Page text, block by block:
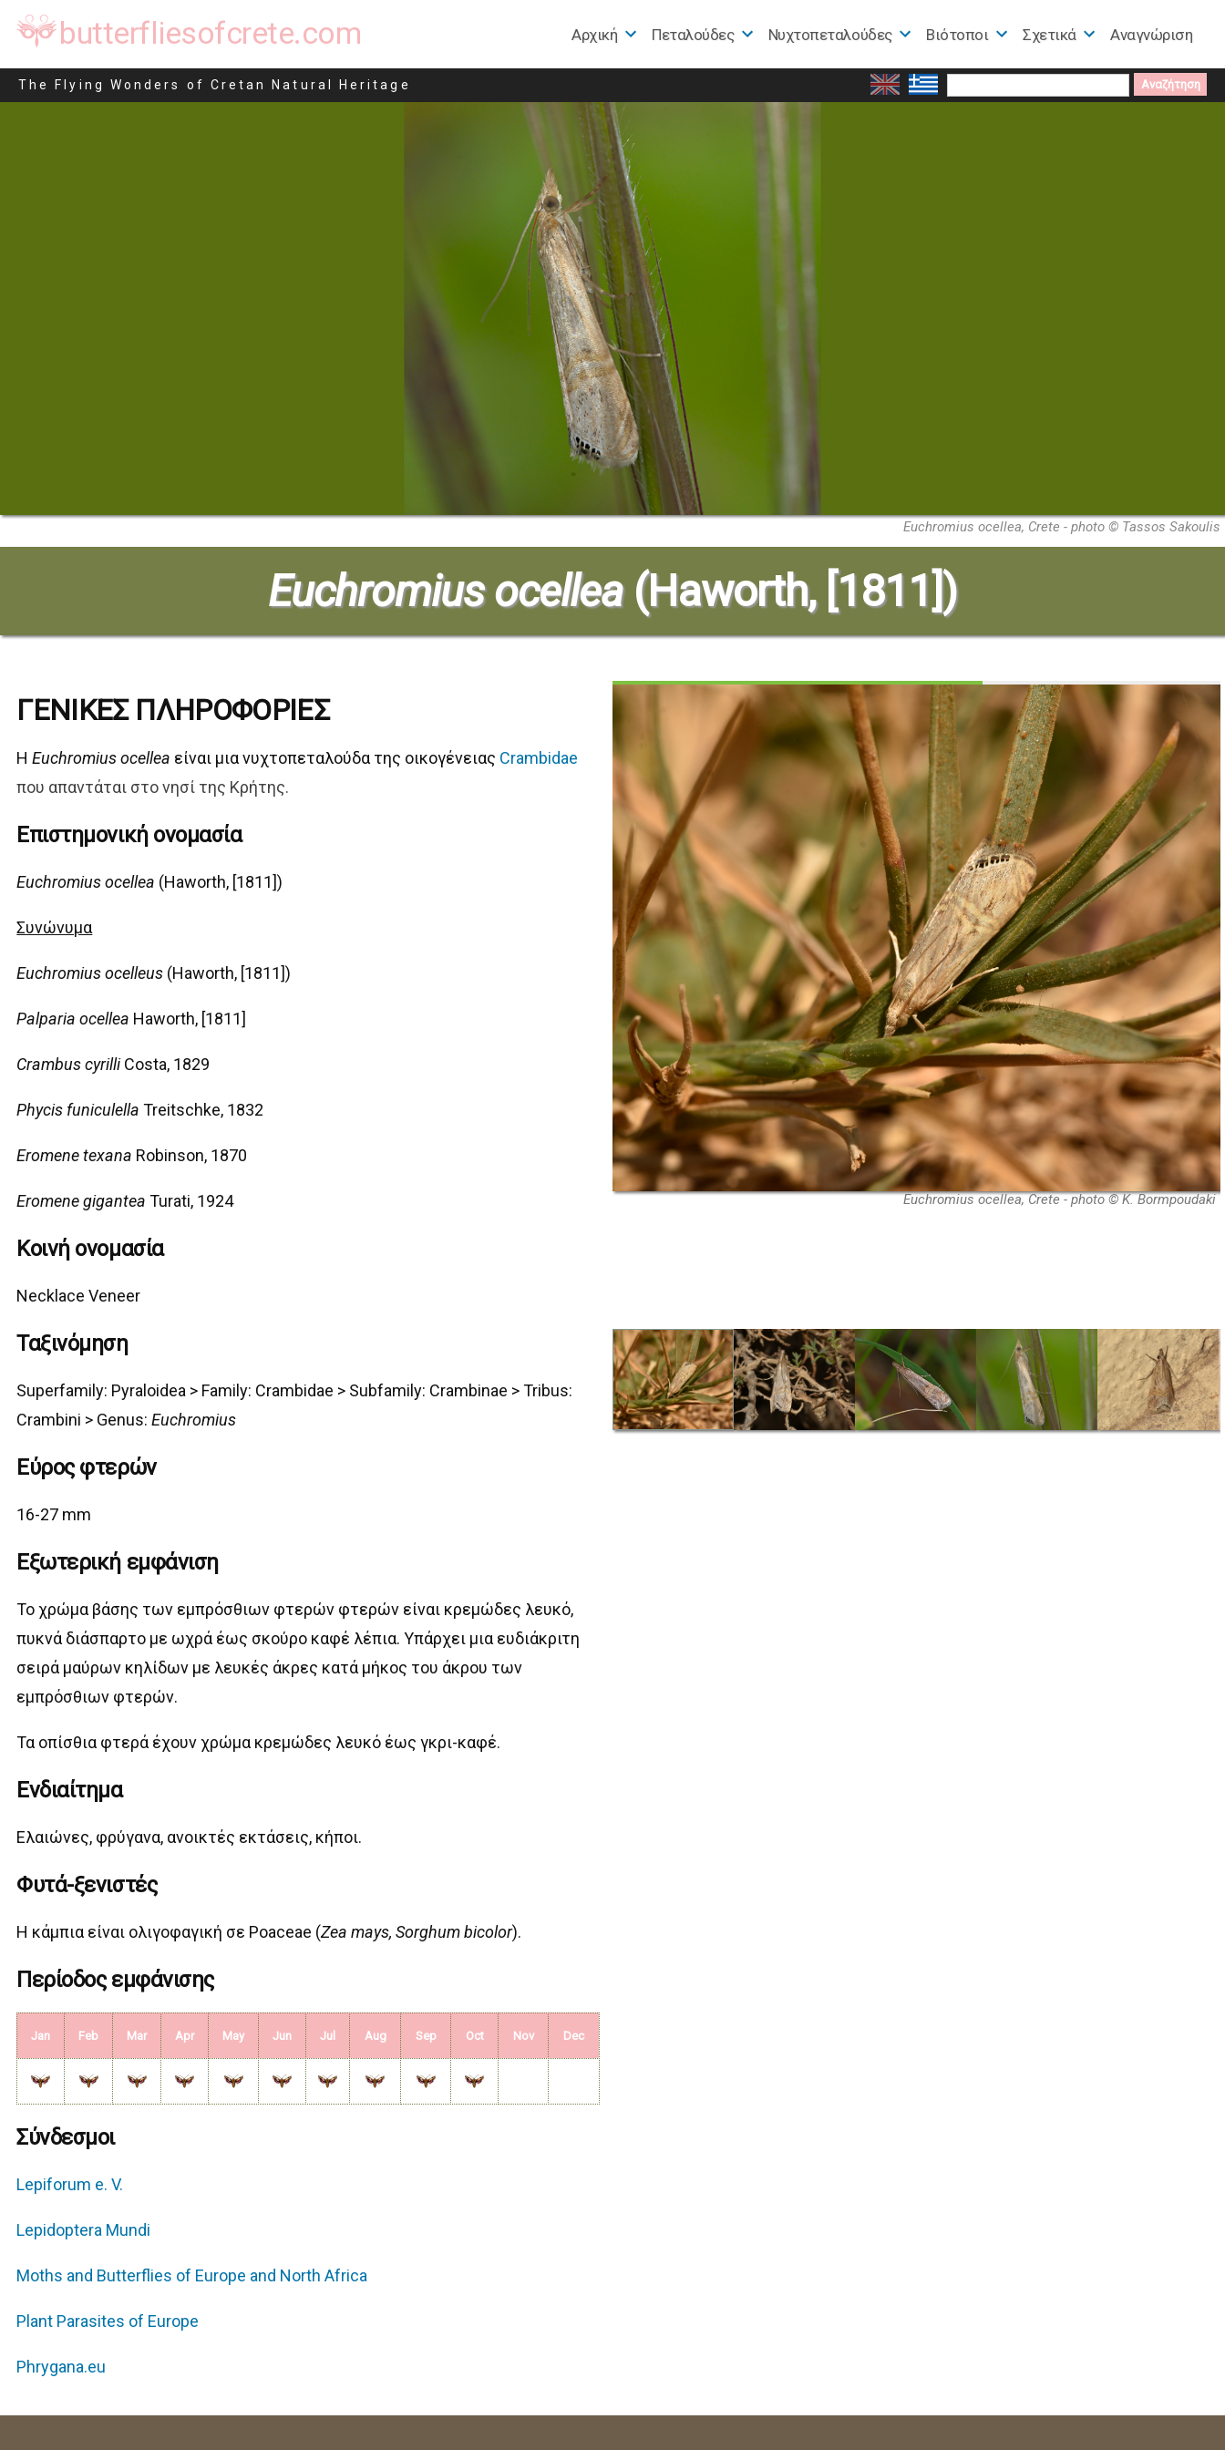
butterfliesofcrete.com
The Flying Wonders of Cretan Natural Heritage
Αρχική Πεταλούδες Nυχτοπεταλούδες Βιότοποι Σχετικά Αναγνώριση
Search
Euchromius ocellea
Euchromius ocellea, Crete - photo © Tassos Sakoulis
Euchromius ocellea (Haworth, [1811])
ΓΕΝΙΚΕΣ ΠΛΗΡΟΦΟΡΙΕΣ
ΗEuchromius ocellea είναι μια νυχτοπεταλούδα της οικογένειας Crambidae
που απαντάται στο νησί της Κρήτης.
Επιστημονική ονομασία
Euchromius ocellea (Haworth, [1811])
Συνώνυμα
Euchromius ocelleus (Haworth, [1811])
Palparia ocellea Haworth, [1811]
Crambus cyrilliCosta, 1829
Phycis funiculella Treitschke, 1832
Eromene texana Robinson, 1870
Eromene gigantea Turati, 1924
Κοινή ονομασία
Necklace Veneer
Ταξινόμηση
Superfamily: Pyraloidea > Family: Crambidae > Subfamily: Crambinae > Tribus:
Crambini > Genus:Euchromius
Εύρος φτερών
16-27 mm
Εξωτερική εμφάνιση
Το χρώμα βάσης των εμπρόσθιων φτερών φτερών είναι κρεμώδες λευκό,
πυκνά διάσπαρτo με ωχρά έως σκούρο καφέ λέπια. Υπάρχει μια ευδιάκριτη
σειρά μαύρων κηλίδων με λευκές άκρες κατά μήκος του άκρου των
εμπρόσθιων φτερών.
Τα οπίσθια φτερά έχουν χρώμα κρεμώδες λευκό έως γκρι-καφέ.
Ενδιαίτημα
Ελαιώνες, φρύγανα, ανοικτές εκτάσεις, κήποι.
Φυτά-ξενιστές
Η κάμπια είναι ολιγοφαγική σε Poaceae (Zea mays, Sorghum bicolor).
Περίοδος εμφάνισης
Jan Feb Mar Apr May Jun Jul Aug Sep Oct Nov Dec
Σύνδεσμοι
Lepiforum e. V.
Lepidoptera Mundi
Moths and Butterflies of Europe and North Africa
Plant Parasites of Europe
Phrygana.eu
Euchromius ocellea, Crete - photo © K. Bormpoudaki